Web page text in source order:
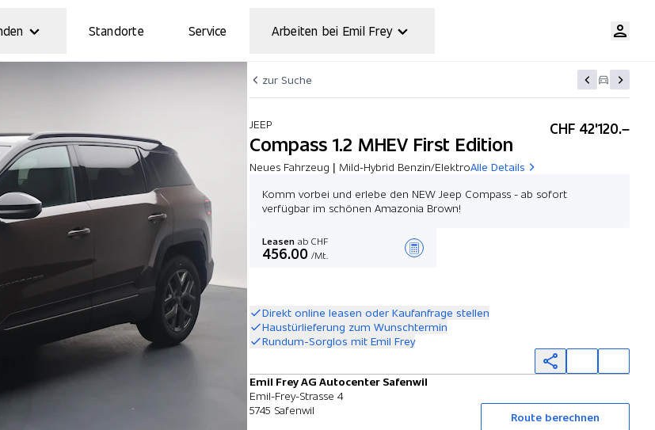
Standorte Service Arbeiten bei Emil Frey
zur Suche
JEEP
Compass 1.2 MHEV First Edition
Neues Fahrzeug | Mild-Hybrid Benzin/ElektroAlle Details
CHF 42'120.–
Komm vorbei und erlebe den NEW Jeep Compass - ab sofort
verfügbar im schönen Amazonia Brown!
Leasen ab CHF
456.00 /Mt.
Direkt online leasen oder Kaufanfrage stellen
Haustürlieferung zum Wunschtermin
Rundum-Sorglos mit Emil Frey
Emil Frey AG Autocenter Safenwil
Emil-Frey-Strasse 4
5745 Safenwil
Route berechnen